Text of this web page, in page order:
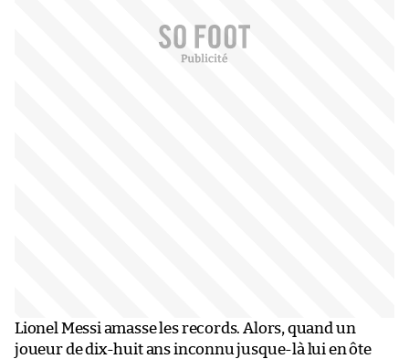
Lionel Messi amasse les records. Alors, quand un
joueur de dix-huit ans inconnu jusque-là lui en ôte